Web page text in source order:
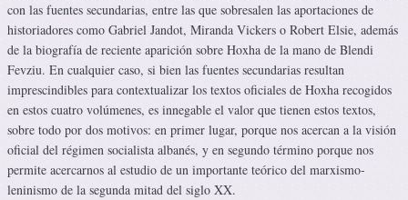
con las fuentes secundarias, entre las que sobresalen las aportaciones de
historiadores como Gabriel Jandot, Miranda Vickers o Robert Elsie, además
de la biografía de reciente aparición sobre Hoxha de la mano de Blendi
Fevziu. En cualquier caso, si bien las fuentes secundarias resultan
imprescindibles para contextualizar los textos oficiales de Hoxha recogidos
en estos cuatro volúmenes, es innegable el valor que tienen estos textos,
sobre todo por dos motivos: en primer lugar, porque nos acercan a la visión
oficial del régimen socialista albanés, y en segundo término porque nos
permite acercarnos al estudio de un importante teórico del marxismo-
leninismo de la segunda mitad del siglo XX.